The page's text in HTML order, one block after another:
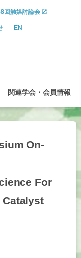
回触媒討論会
EN
関連学会 ・ 会員情報
On-
For
Catalyst